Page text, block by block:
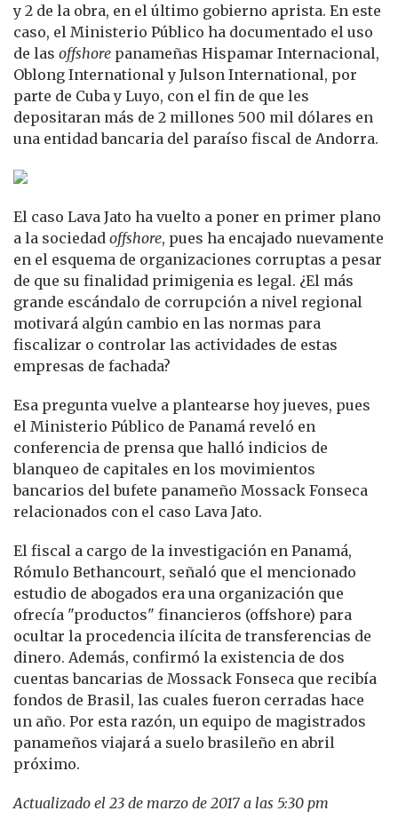
y 2 de la obra, en el último gobierno aprista. En este
caso, el Ministerio Público ha documentado el uso
de las offshore panameñas Hispamar Internacional,
Oblong International y Julson International, por
parte de Cuba y Luyo, con el fin de que les
depositaran más de 2 millones 500 mil dólares en
una entidad bancaria del paraíso fiscal de Andorra.
El caso Lava Jato ha vuelto a poner en primer plano
a la sociedad offshore, pues ha encajado nuevamente
en el esquema de organizaciones corruptas a pesar
de que su finalidad primigenia es legal. ¿El más
grande escándalo de corrupción a nivel regional
motivará algún cambio en las normas para
fiscalizar o controlar las actividades de estas
empresas de fachada?
Esa pregunta vuelve a plantearse hoy jueves, pues
el Ministerio Público de Panamá reveló en
conferencia de prensa que halló indicios de
blanqueo de capitales en los movimientos
bancarios del bufete panameño Mossack Fonseca
relacionados con el caso Lava Jato.
El fiscal a cargo de la investigación en Panamá,
Rómulo Bethancourt, señaló que el mencionado
estudio de abogados era una organización que
ofrecía "productos" financieros (offshore) para
ocultar la procedencia ilícita de transferencias de
dinero. Además, confirmó la existencia de dos
cuentas bancarias de Mossack Fonseca que recibía
fondos de Brasil, las cuales fueron cerradas hace
un año. Por esta razón, un equipo de magistrados
panameños viajará a suelo brasileño en abril
próximo.
Actualizado el 23 de marzo de 2017 a las 5:30 pm